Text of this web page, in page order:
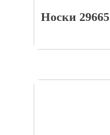
Носки 29665